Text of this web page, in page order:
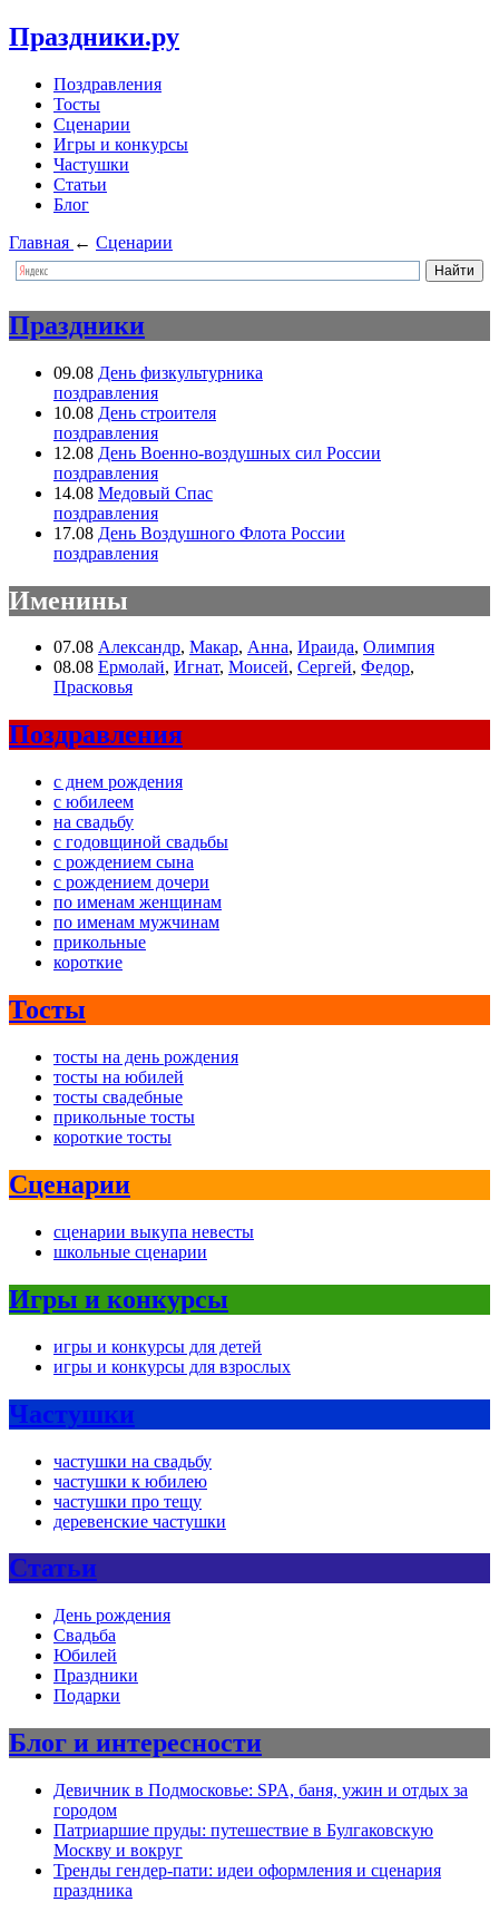
Праздники.ру
Поздравления
Тосты
Сценарии
Игры и конкурсы
Частушки
Статьи
Блог
Главная ← Сценарии
Праздники
09.08 День физкультурника
поздравления
10.08 День строителя
поздравления
12.08 День Военно-воздушных сил России
поздравления
14.08 Медовый Спас
поздравления
17.08 День Воздушного Флота России
поздравления
Именины
07.08 Александр, Макар, Анна, Ираида, Олимпия
08.08 Ермолай, Игнат, Моисей, Сергей, Федор,
Прасковья
Поздравления
с днем рождения
с юбилеем
на свадьбу
с годовщиной свадьбы
с рождением сына
с рождением дочери
по именам женщинам
по именам мужчинам
прикольные
короткие
Тосты
тосты на день рождения
тосты на юбилей
тосты свадебные
прикольные тосты
короткие тосты
Сценарии
сценарии выкупа невесты
школьные сценарии
Игры и конкурсы
игры и конкурсы для детей
игры и конкурсы для взрослых
Частушки
частушки на свадьбу
частушки к юбилею
частушки про тещу
деревенские частушки
Статьи
День рождения
Свадьба
Юбилей
Праздники
Подарки
Блог и интересности
Девичник в Подмосковье: SPA, баня, ужин и отдых за
городом
Патриаршие пруды: путешествие в Булгаковскую
Москву и вокруг
Тренды гендер-пати: идеи оформления и сценария
праздника